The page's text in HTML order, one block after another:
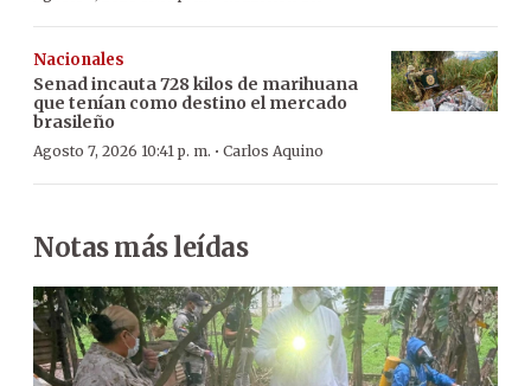
Nacionales
Senad incauta 728 kilos de marihuana
que tenían como destino el mercado
brasileño
Agosto 7, 2026 10:41 p. m. · Carlos Aquino
Notas más leídas